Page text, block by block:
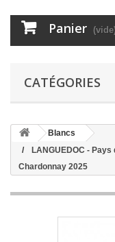
Panier
CATÉGORIES
Blancs
LANGUEDOC -
Chardonnay 2025